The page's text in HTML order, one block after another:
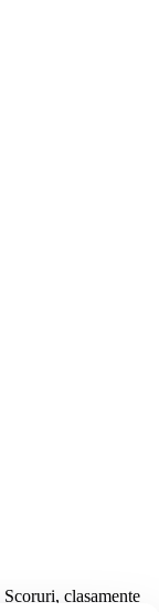
Scoruri, clasamente